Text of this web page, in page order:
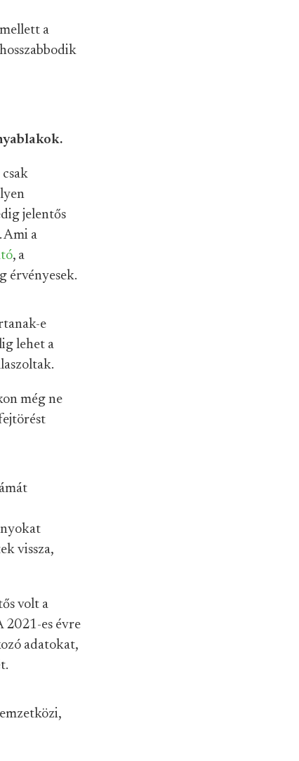
a
jelentős
Ami a
, a
érvényesek.
e
lehet a
még ne
vissza,
volt a
2021-es évre
adatokat,